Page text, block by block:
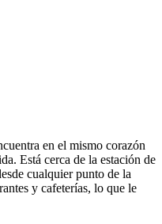
en el mismo corazón
Está cerca de la estación de
cualquier punto de la
y cafeterías, lo que le